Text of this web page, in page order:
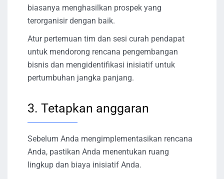
biasanya menghasilkan prospek yang
terorganisir dengan baik.
Atur pertemuan tim dan sesi curah pendapat
untuk mendorong rencana pengembangan
bisnis dan mengidentifikasi inisiatif untuk
pertumbuhan jangka panjang.
3. Tetapkan anggaran
Sebelum Anda mengimplementasikan rencana
Anda, pastikan Anda menentukan ruang
lingkup dan biaya inisiatif Anda.